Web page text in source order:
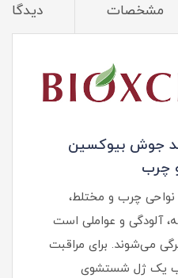
مشخصات
جوش بیوکسین
چرب
چرب و مختلط،
آلودگی و عواملی است
می‌شوند. برای مراقبت
یک ژل شستشوی